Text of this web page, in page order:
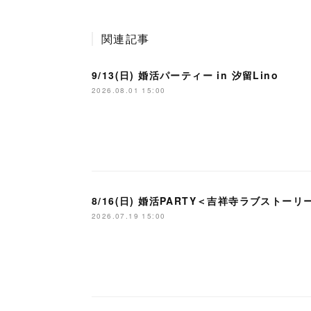
関連記事
9/13(日) 婚活パーティー in 汐留Lino
2026.08.01 15:00
8/16(日) 婚活PARTY＜吉祥寺ラブストーリ
2026.07.19 15:00